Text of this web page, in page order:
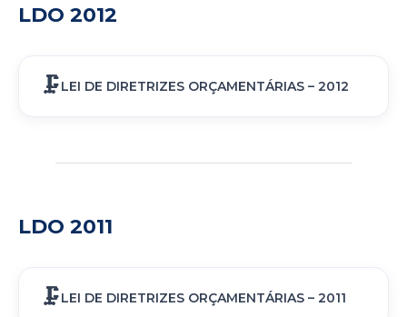
LDO 2012
LEI DE DIRETRIZES ORÇAMENTÁRIAS – 2012
LDO 2011
LEI DE DIRETRIZES ORÇAMENTÁRIAS – 2011